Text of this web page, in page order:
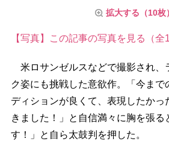
拡大する（10枚）
【写真】この記事の写真を見る（全
米ロサンゼルスなどで撮影され、
ク姿にも挑戦した意欲作。「今まで
ディションが良くて、表現したかっ
きました！」と自信満々に胸を張る
す！」と自ら太鼓判を押した。